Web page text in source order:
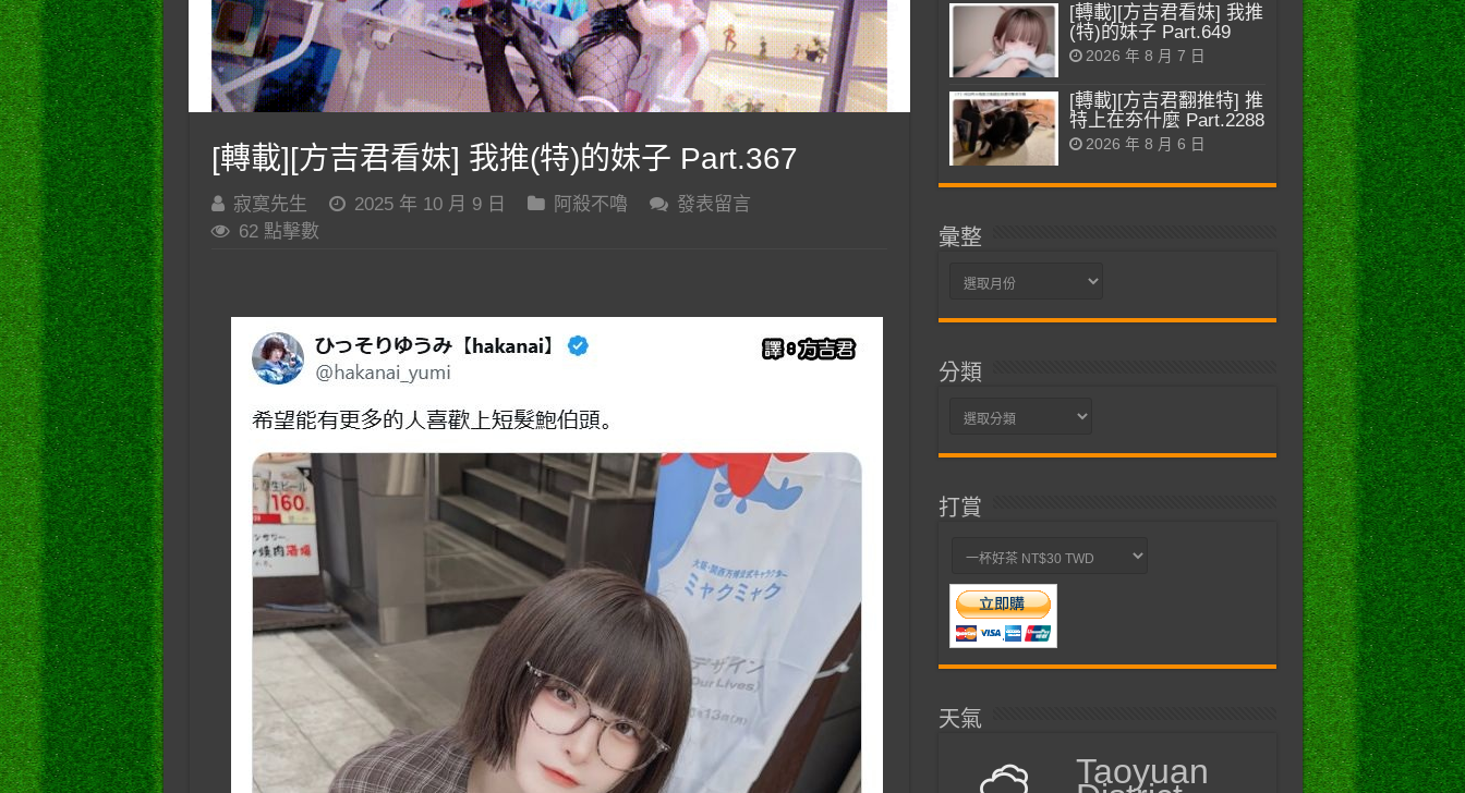
[轉載][方吉君看妹] 我推(特)的妹子 Part.367
寂寞先生 2025 年 10 月 9 日 阿殺不嚕
發表留言
62 點擊數
[轉載][方吉君看妹] 我推
(特)的妹子 Part.649
2026 年 8 月 7 日
[轉載][方吉君翻推特] 推
特上在夯什麼 Part.2288
2026 年 8 月 6 日
彙整
彙
分類
分
打賞
天氣
Taoyuan